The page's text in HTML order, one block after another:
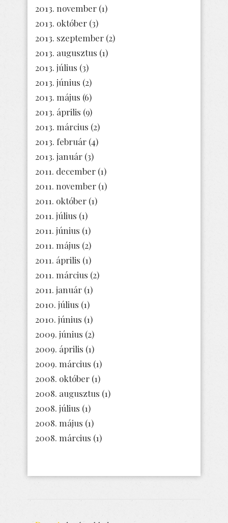
2013. november (1)
2013. október (3)
2013. szeptember (2)
2013. augusztus (1)
2013. július (3)
2013. június (2)
2013. május (6)
2013. április (9)
2013. március (2)
2013. február (4)
2013. január (3)
2011. december (1)
2011. november (1)
2011. október (1)
2011. július (1)
2011. június (1)
2011. május (2)
2011. április (1)
2011. március (2)
2011. január (1)
2010. július (1)
2010. június (1)
2009. június (2)
2009. április (1)
2009. március (1)
2008. október (1)
2008. augusztus (1)
2008. július (1)
2008. május (1)
2008. március (1)